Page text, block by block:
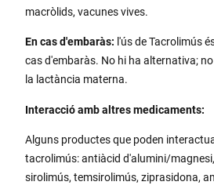
macròlids, vacunes vives.
En cas d'embaràs: l'ús de Tacrolimús
cas d'embaràs. No hi ha alternativa;
la lactància materna.
Interacció amb altres medicaments:
Alguns productes que poden
tacrolimús: antiàcid d'alumini/
sirolimús, temsirolimús, ziprasidona,